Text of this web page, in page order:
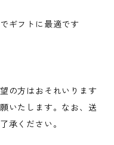
ギフトに最適です
の方はおそれいります
いたします。なお、送
承ください。